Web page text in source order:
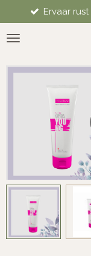
direct
naar
hoofdinhoud
Ervaar rust